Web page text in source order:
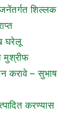
शिल्लक
घरेलू
मुश्रीफ
करावे – सुभाष
करण्यास